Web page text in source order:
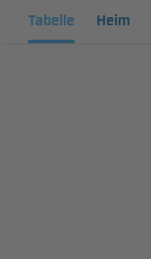
Tabelle Heim